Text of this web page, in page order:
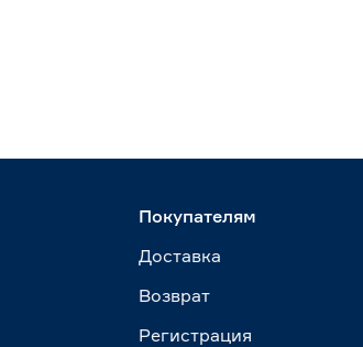
Покупателям
Доставка
Возврат
Регистрация